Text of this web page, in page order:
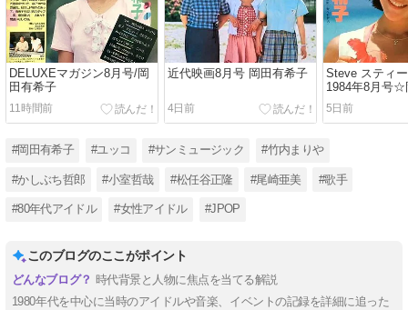
DELUXEマガジン8月号/岡
田有希子
11時間前
近代映画8月号 岡田有希子
4日前
Steve スティ
1984年8月号☆
5日前
#岡田有希子 #ユッコ #サンミュージック #竹内まりや
#かしぶち哲郎 #小室哲哉 #松任谷正隆 #尾崎亜美 #歌手
#80年代アイドル #女性アイドル #JPOP
このブログのここがポイント
時代背景と人物に焦点を当てる解説
1980年代を中心に当時のアイドルや音楽、イベントの記録を詳細に追った